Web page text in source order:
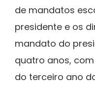
de mandatos
presidente e os
mandato do
quatro anos, com
do terceiro ano